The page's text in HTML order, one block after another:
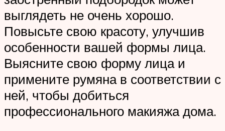
выглядеть не очень хорошо.
Повысьте свою красоту, улучшив
особенности вашей формы лица.
Выясните свою форму лица и
примените румяна в соответствии с
ней, чтобы добиться
профессионального макияжа дома.